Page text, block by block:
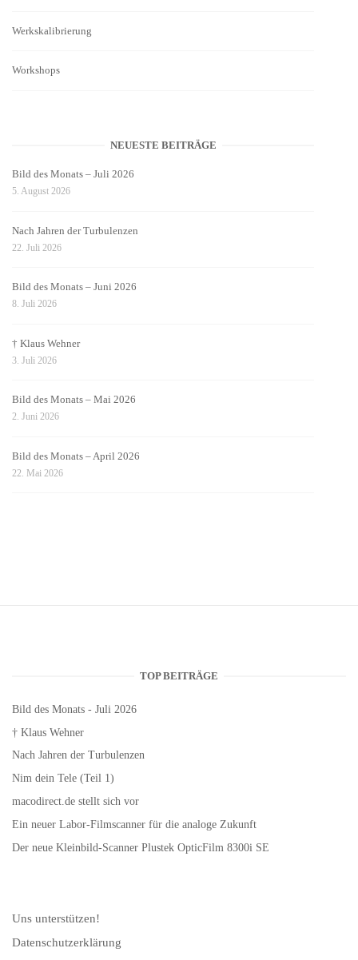
Werkskalibrierung
Workshops
NEUESTE BEITRÄGE
Bild des Monats – Juli 2026
5. August 2026
Nach Jahren der Turbulenzen
22. Juli 2026
Bild des Monats – Juni 2026
8. Juli 2026
† Klaus Wehner
3. Juli 2026
Bild des Monats – Mai 2026
2. Juni 2026
Bild des Monats – April 2026
22. Mai 2026
TOP BEITRÄGE
Bild des Monats - Juli 2026
† Klaus Wehner
Nach Jahren der Turbulenzen
Nim dein Tele (Teil 1)
macodirect.de stellt sich vor
Ein neuer Labor-Filmscanner für die analoge Zukunft
Der neue Kleinbild-Scanner Plustek OpticFilm 8300i SE
Uns unterstützen!
Datenschutzerklärung